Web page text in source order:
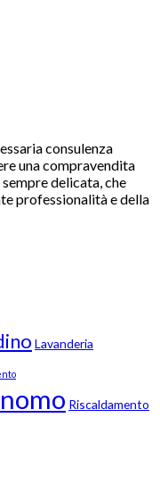
consulenza
una compravendita
delicata, che
professionalità e della
Lavanderia
Riscaldamento